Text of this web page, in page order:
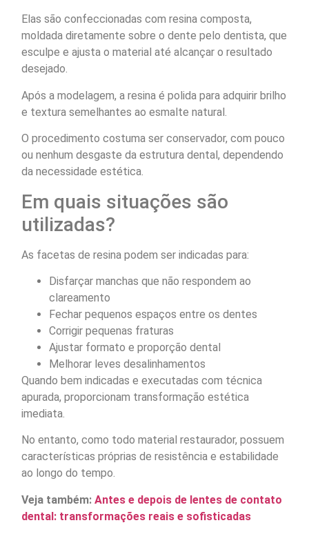
Elas são confeccionadas com resina composta,
moldada diretamente sobre o dente pelo dentista, que
esculpe e ajusta o material até alcançar o resultado
desejado.
Após a modelagem, a resina é polida para adquirir brilho
e textura semelhantes ao esmalte natural.
O procedimento costuma ser conservador, com pouco
ou nenhum desgaste da estrutura dental, dependendo
da necessidade estética.
Em quais situações são
utilizadas?
As facetas de resina podem ser indicadas para:
Disfarçar manchas que não respondem ao
clareamento
Fechar pequenos espaços entre os dentes
Corrigir pequenas fraturas
Ajustar formato e proporção dental
Melhorar leves desalinhamentos
Quando bem indicadas e executadas com técnica
apurada, proporcionam transformação estética
imediata.
No entanto, como todo material restaurador, possuem
características próprias de resistência e estabilidade
ao longo do tempo.
Veja também:Antes e depois de lentes de contato
dental: transformações reais e sofisticadas